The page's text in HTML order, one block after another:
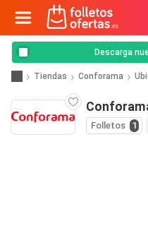
Descarga
Tiendas Conforama
Folletos 1